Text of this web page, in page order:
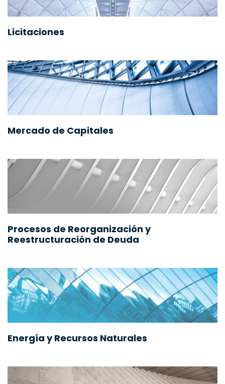
Licitaciones
Mercado de Capitales
Procesos de Reorganización y
Reestructuración de Deuda
Energía y Recursos Naturales